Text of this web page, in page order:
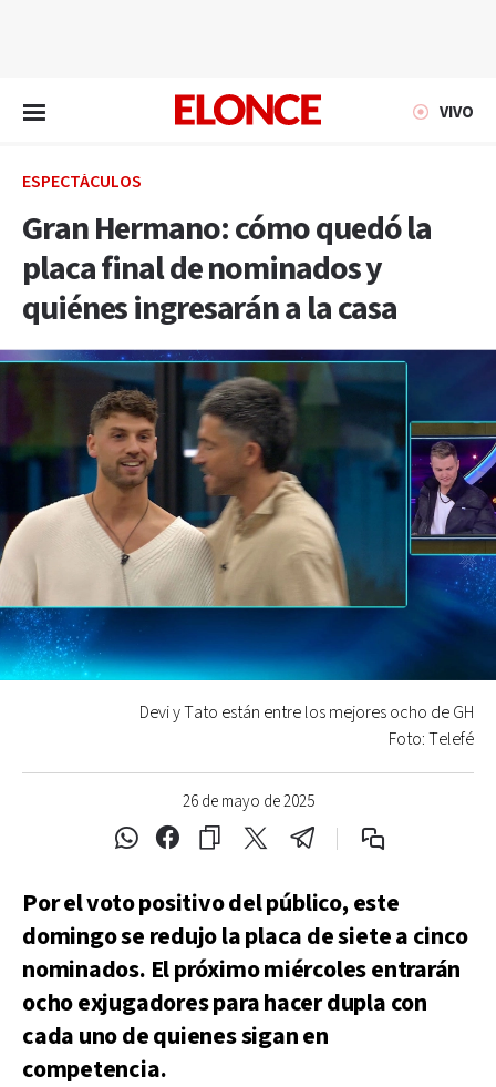
VIVO
ESPECTÁCULOS
Gran Hermano: cómo quedó la
placa final de nominados y
quiénes ingresarán a la casa
26 de mayo de 2025
Devi y Tato están entre los mejores ocho de GH
Foto: Telefé
Por el voto positivo del público, este
domingo se redujo la placa de siete a cinco
nominados. El próximo miércoles entrarán
ocho exjugadores para hacer dupla con
cada uno de quienes sigan en
competencia.